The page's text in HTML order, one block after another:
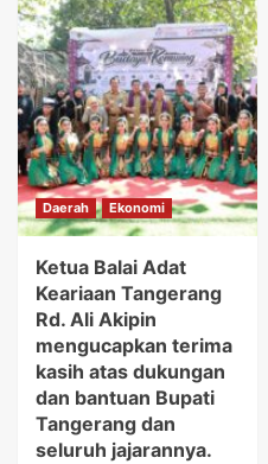
Daerah Ekonomi
Ketua Balai Adat
Keariaan Tangerang
Rd. Ali Akipin
mengucapkan terima
kasih atas dukungan
dan bantuan Bupati
Tangerang dan
seluruh jajarannya.